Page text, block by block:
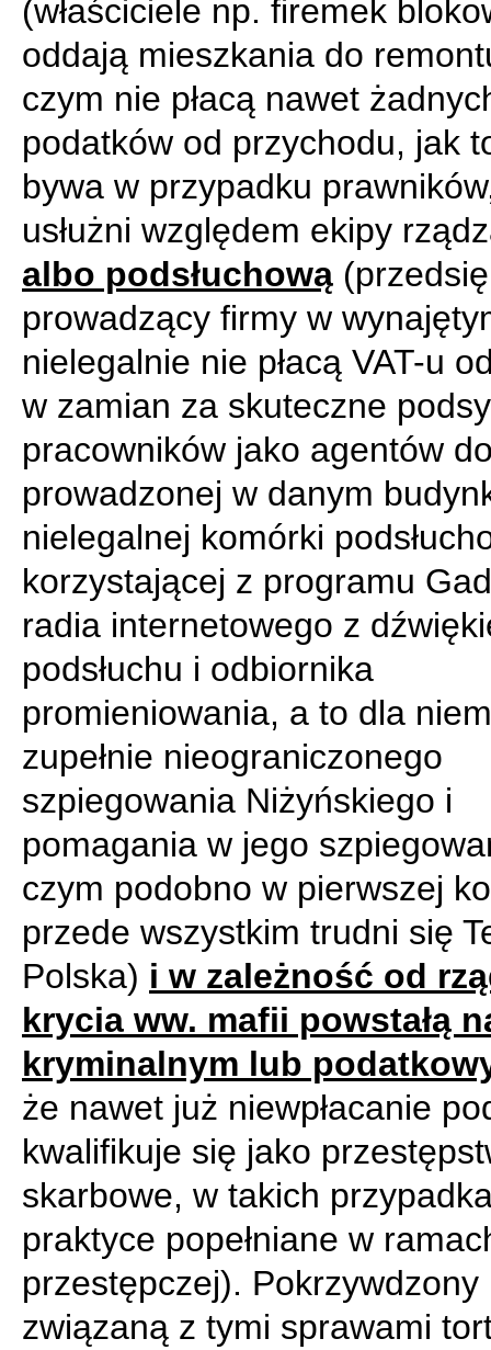
(właściciele np. firemek
oddają mieszkania do
czym nie płacą nawet
podatków od przychodu, jak
bywa w przypadku
usłużni względem ekipy
albo podsłuchową
prowadzący firmy w
nielegalnie nie płacą VAT-u
w zamian za skuteczne
pracowników jako agentów
prowadzonej w danym
nielegalnej komórki
korzystającej z programu
radia internetowego z
podsłuchu i odbiornika
promieniowania, a to dla
zupełnie nieograniczonego
szpiegowania Niżyńskiego i
pomagania w jego
czym podobno w pierwszej
przede wszystkim trudni się
Polska) i w zależność od
krycia ww. mafii powstałą
kryminalnym lub
że nawet już niewpłacanie
kwalifikuje się jako
skarbowe, w takich
praktyce popełniane w
przestępczej). Pokrzywdzony
związaną z tymi sprawami